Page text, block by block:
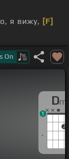
я вижу, [F]
On
Dm
2
1